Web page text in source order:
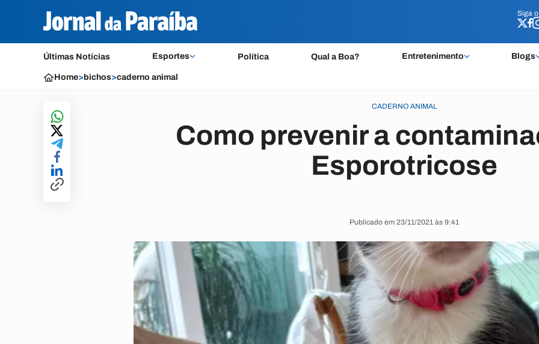
Siga o
Últimas Notícias Esportes Política Qual a Boa? Entretenimento Blogs
Siga o
Home> bichos>caderno animal
CADERNO ANIMAL
Como prevenir a
Esporotricose
Publicado em 23/11/2021 às 9:41